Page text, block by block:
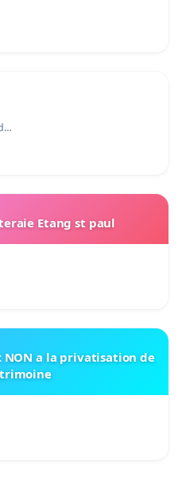
Nuisances à la cocoteraie Etang st paul
NON a la privatisation de